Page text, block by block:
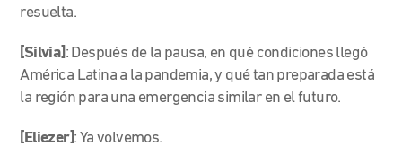
resuelta.
[Silvia] : Después de la pausa, en qué condiciones llegó
América Latina a la pandemia, y qué tan preparada está
la región para una emergencia similar en el futuro.
[Eliezer]: Ya volvemos.